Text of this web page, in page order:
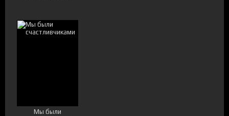
Мы были